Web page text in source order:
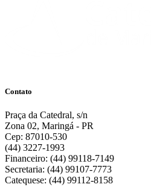
Contato
Praça da Catedral, s/n
Zona 02, Maringá - PR
Cep: 87010-530
(44) 3227-1993
Financeiro: (44) 99118-7149
Secretaria: (44) 99107-7773
Catequese: (44) 99112-8158